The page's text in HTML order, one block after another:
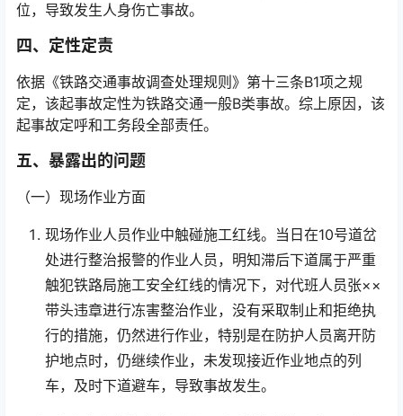
位，导致发生人身伤亡事故。󠅅󠅃󠄵󠅂󠄪󠇖󠆨󠆨󠇕󠆞󠆒󠅬󠇘󠆭󠆘󠇙󠆝󠅵󠇗󠆭󠆁󠄐󠇗󠅹󠅸󠇖󠆍󠅳󠇖󠅹󠅰󠇖󠆌󠅹
四、定性定责
依据《铁路交通事故调查处理规则》第十三条B1项之规
定，该起事故定性为铁路交通一般B类事故。综上原因，该
起事故定呼和工务段全部责任。
五、暴露出的问题
（一）现场作业方面
现场作业人员作业中触碰施工红线。当日在10号道岔
处进行整治报警的作业人员，明知滞后下道属于严重
触犯铁路局施工安全红线的情况下，对代班人员张××
带头违章进行冻害整治作业，没有采取制止和拒绝执
行的措施，仍然进行作业，特别是在防护人员离开防
护地点时，仍继续作业，未发现接近作业地点的列
车，及时下道避车，导致事故发生。󠅅󠅃󠄵󠅂󠄪󠇖󠆨󠆨󠇕󠆞󠆒󠅬󠇘󠆭󠆘󠇙󠆝󠅵󠇗󠆭󠆁󠄐󠇗󠅹󠅸󠇖󠆍󠅳󠇖󠅹󠅰󠇖󠆌󠅹